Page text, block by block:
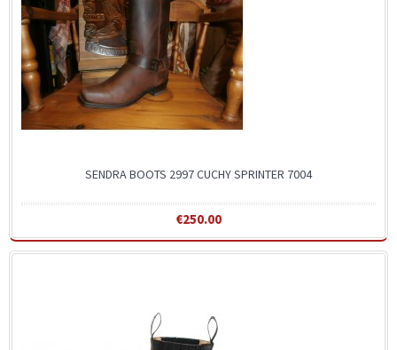
SENDRA BOOTS 2997 CUCHY SPRINTER 7004
€250.00